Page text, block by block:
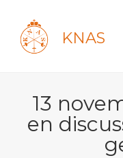
KNAS
Login
Bond
Bond
Schermen
13
en